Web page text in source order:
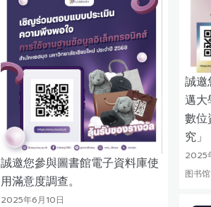
誠邀
邁大
數位
究」
2025
图书馆
誠邀您參與圖書館電子資料庫使
用滿意度調查。
2025年6月10日